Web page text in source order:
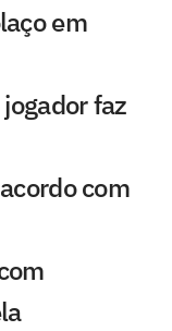
em
faz
com